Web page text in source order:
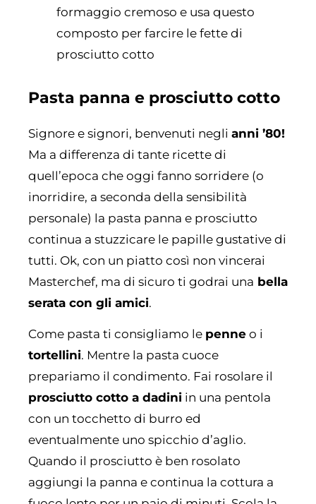
formaggio cremoso e usa questo
composto per farcire le fette di
prosciutto cotto
Pasta panna e prosciutto cotto
Signore e signori, benvenuti negli anni ’80!
Ma a differenza di tante ricette di
quell’epoca che oggi fanno sorridere (o
inorridire, a seconda della sensibilità
personale) la pasta panna e prosciutto
continua a stuzzicare le papille gustative di
tutti. Ok, con un piatto così non vincerai
Masterchef, ma di sicuro ti godrai una bella
serata con gli amici.
Come pasta ti consigliamo le penne o i
tortellini. Mentre la pasta cuoce
prepariamo il condimento. Fai rosolare il
prosciutto cotto a dadini in una pentola
con un tocchetto di burro ed
eventualmente uno spicchio d’aglio.
Quando il prosciutto è ben rosolato
aggiungi la panna e continua la cottura a